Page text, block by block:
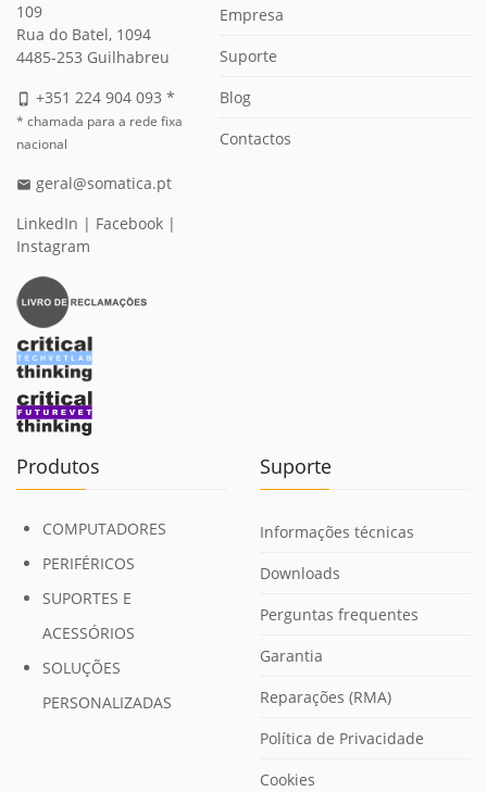
109
Rua do Batel, 1094
4485-253 Guilhabreu
phone_iphone +351 224 904 093 *
* chamada para a rede fixa
nacional
email geral@somatica.pt
LinkedIn | Facebook |
Instagram
Empresa
Suporte
Blog
Contactos
Produtos
COMPUTADORES
PERIFÉRICOS
SUPORTES E
ACESSÓRIOS
SOLUÇÕES
PERSONALIZADAS
Suporte
Informações técnicas
Downloads
Perguntas frequentes
Garantia
Reparações (RMA)
Política de Privacidade
Cookies